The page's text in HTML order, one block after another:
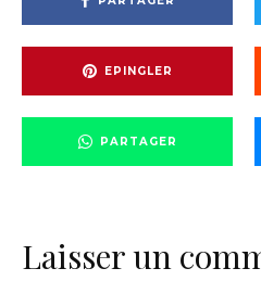
EPINGLER
PARTAGER
Laisser un